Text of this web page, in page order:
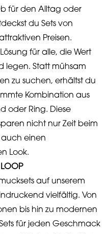
für den Alltag oder
du Sets von
Preisen.
für alle, die Wert
legen. Statt mühsam
zu suchen, erhältst du
Kombination aus
oder Ring. Diese
nicht nur Zeit beim
auch einen
Look.
auf unserem
vielfältig. Von
bis hin zu modernen
für jeden Geschmack